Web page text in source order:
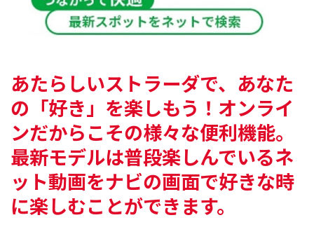
あたらしいストラーダで、あなた
の「好き」を楽しもう！ オンライ
ンだからこその様々な便利機能。
最新モデルは普段楽しんでいるネ
ット動画をナビの画面で好きな時
に楽しむことができます。